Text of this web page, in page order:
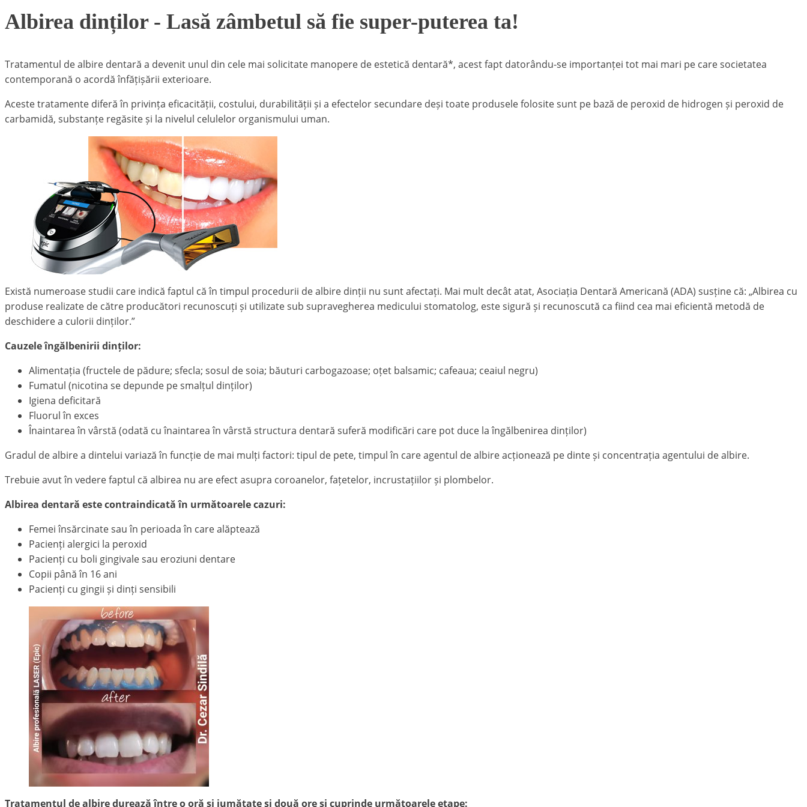
Albirea dinților - Lasă zâmbetul să fie super-puterea ta!
Tratamentul de albire dentară a devenit unul din cele mai solicitate manopere de estetică dentară*, acest fapt datorându-se importanței tot mai mari pe care societatea
contemporană o acordă înfățișării exterioare.
Aceste tratamente diferă în privința eficacității, costului, durabilității și a efectelor secundare deși toate produsele folosite sunt pe bază de peroxid de hidrogen și peroxid de
carbamidă, substanțe regăsite și la nivelul celulelor organismului uman.
Există numeroase studii care indică faptul că în timpul procedurii de albire dinții nu sunt afectați. Mai mult decât atat, Asociația Dentară Americană (ADA) susține că: „Albirea cu
produse realizate de către producători recunoscuți și utilizate sub supravegherea medicului stomatolog, este sigură și recunoscută ca fiind cea mai eficientă metodă de
deschidere a culorii dinților.”
Cauzele îngălbenirii dinților:
Alimentația (fructele de pădure; sfecla; sosul de soia; băuturi carbogazoase; oțet balsamic; cafeaua; ceaiul negru)
Fumatul (nicotina se depunde pe smalțul dinților)
Igiena deficitară
Fluorul în exces
Înaintarea în vârstă (odată cu înaintarea în vârstă structura dentară suferă modificări care pot duce la îngălbenirea dinților)
Gradul de albire a dintelui variază în funcție de mai mulți factori: tipul de pete, timpul în care agentul de albire acționează pe dinte și concentrația agentului de albire.
Trebuie avut în vedere faptul că albirea nu are efect asupra coroanelor, fațetelor, incrustațiilor și plombelor.
Albirea dentară este contraindicată în următoarele cazuri:
Femei însărcinate sau în perioada în care alăptează
Pacienți alergici la peroxid
Pacienți cu boli gingivale sau eroziuni dentare
Copii până în 16 ani
Pacienți cu gingii și dinți sensibili
Tratamentul de albire durează între o oră și jumătate și două ore și cuprinde următoarele etape: